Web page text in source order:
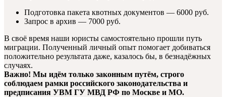
Подготовка пакета квотных документов — 6000 руб.
Запрос в архив — 7000 руб.
В своё время наши юристы самостоятельно прошли путь
миграции. Полученный личный опыт помогает добиваться
положительно результата даже, казалось бы, в безнадёжных
случаях.
Важно! Мы идём только законным путём, строго
соблюдаем рамки российского законодательства и
предписания УВМ ГУ МВД РФ по Москве и МО.